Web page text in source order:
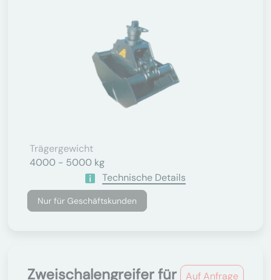
Trägergewicht
4000 - 5000 kg
Technische Details
Nur für Geschäftskunden
Auf Anfrage
Zweischalengreifer für